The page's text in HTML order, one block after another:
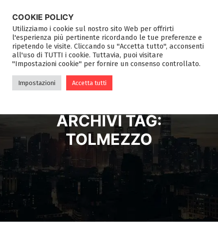
ARCHIVI TAG:
TOLMEZZO
COOKIE POLICY
Utilizziamo i cookie sul nostro sito Web per offrirti
l'esperienza più pertinente ricordando le tue preferenze e
ripetendo le visite. Cliccando su "Accetta tutto", acconsenti
all'uso di TUTTI i cookie. Tuttavia, puoi visitare
"Impostazioni cookie" per fornire un consenso controllato.
Impostazioni Accetta tutti